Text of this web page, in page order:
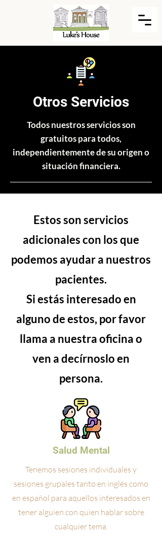
Otros Servicios
Todos nuestros servicios son
gratuitos para todos,
independientemente de su origen o
situación financiera.
Estos son servicios
adicionales con los que
podemos ayudar a nuestros
pacientes.
Si estás interesado en
alguno de estos, por favor
llama a nuestra oficina o
ven a decírnoslo en
persona.
Salud Mental
Tenemos sesiones individuales y
sesiones grupales tanto en inglés como
en español para aquellos interesados en
tener alguien con quien hablar sobre
cualquier tema.